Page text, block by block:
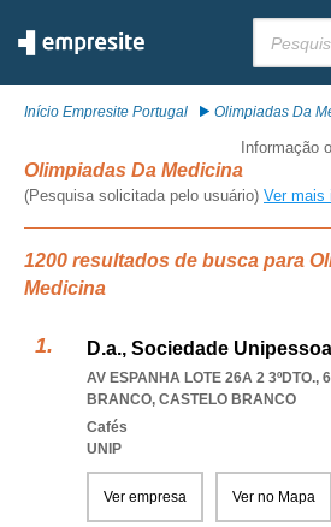
Início Empresite Portugal Olimpiadas Da
Informação
Olimpiadas Da Medicina
(Pesquisa solicitada pelo usuário) Ver mais
1200 resultados de busca para
Medicina
D.a., Sociedade
AV ESPANHA LOTE 26A 2 3ºDTO.,
BRANCO, CASTELO BRANCO
Cafés
UNIP
Ver empresa Ver no Mapa